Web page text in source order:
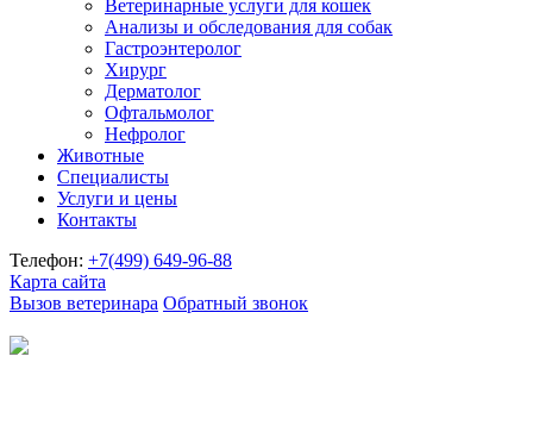
Ветеринарные услуги для кошек
Анализы и обследования для собак
Гастроэнтеролог
Хирург
Дерматолог
Офтальмолог
Нефролог
Животные
Специалисты
Услуги и цены
Контакты
Телефон: +7(499) 649-96-88
Карта сайта
Вызов ветеринара Обратный звонок